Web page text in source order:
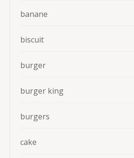
banane
biscuit
burger
burger king
burgers
cake